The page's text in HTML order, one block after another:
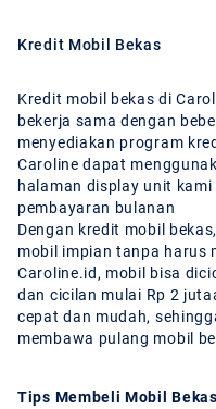
Kredit Mobil Bekas
Kredit mobil bekas di
bekerja sama dengan
menyediakan program
Caroline dapat
halaman display unit
pembayaran bulanan
Dengan kredit mobil
mobil impian tanpa harus
Caroline.id, mobil bisa
dan cicilan mulai Rp 2
cepat dan mudah,
membawa pulang mobil
Tips Membeli Mobil Bekas